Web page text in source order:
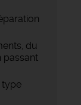
du
passant
type